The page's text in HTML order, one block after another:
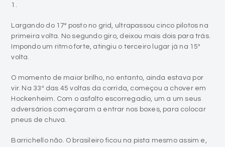
primeira volta. No segundo giro, deixou mais dois para trás.
volta.
O momento de maior brilho, no entanto, ainda estava por
vir. Na 33ª das 45 voltas da corrida, começou a chover em
adversários começaram a entrar nos boxes, para colocar
pneus de chuva.
Barrichello não. O brasileiro ficou na pista mesmo assim e,
"no braço", segurou o carro da Ferrari. Na 35ª volta, assumiu